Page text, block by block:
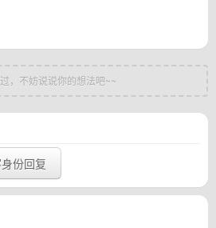
，不妨说说你的想法吧~~
份回复